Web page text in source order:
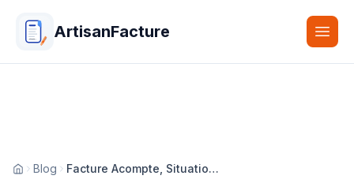
ArtisanFacture
Accueil
Blog Facture Acompte, Situation et Solde : Guide Artisans